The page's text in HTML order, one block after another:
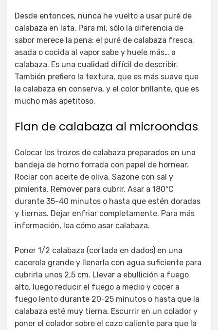
Desde entonces, nunca he vuelto a usar puré de
calabaza en lata. Para mí, sólo la diferencia de
sabor merece la pena; el puré de calabaza fresca,
asada o cocida al vapor sabe y huele más… a
calabaza. Es una cualidad difícil de describir.
También prefiero la textura, que es más suave que
la calabaza en conserva, y el color brillante, que es
mucho más apetitoso.
Flan de calabaza al microondas
Colocar los trozos de calabaza preparados en una
bandeja de horno forrada con papel de hornear.
Rociar con aceite de oliva. Sazone con sal y
pimienta. Remover para cubrir. Asar a 180ºC
durante 35-40 minutos o hasta que estén doradas
y tiernas. Dejar enfriar completamente. Para más
información, lea cómo asar calabaza.
Poner 1/2 calabaza (cortada en dados) en una
cacerola grande y llenarla con agua suficiente para
cubrirla unos 2,5 cm. Llevar a ebullición a fuego
alto, luego reducir el fuego a medio y cocer a
fuego lento durante 20-25 minutos o hasta que la
calabaza esté muy tierna. Escurrir en un colador y
poner el colador sobre el cazo caliente para que la